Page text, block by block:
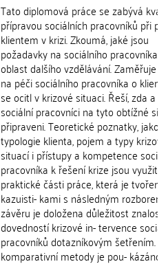
Tato diplomová práce se zabývá
přípravou sociálních pracovníků při
klientem v krizi. Zkoumá, jaké jsou
požadavky na sociálního pracovníka
oblast dalšího vzdělávání. Zaměřuje
na péči sociálního pracovníka o
se ocitl v krizové situaci. Řeší, zda a
sociální pracovníci na tyto obtížné
připraveni. Teoretické poznatky, jako
typologie klienta, pojem a typy
situací i přístupy a kompetence soci-
pracovníka k řešení krize jsou využity
praktické části práce, která je tvořena
kazuisti- kami s následným
závěru je doložena důležitost
dovedností krizové in- tervence
pracovníků dotazníkovým šetřením.
komparativní metody je pou- kázáno